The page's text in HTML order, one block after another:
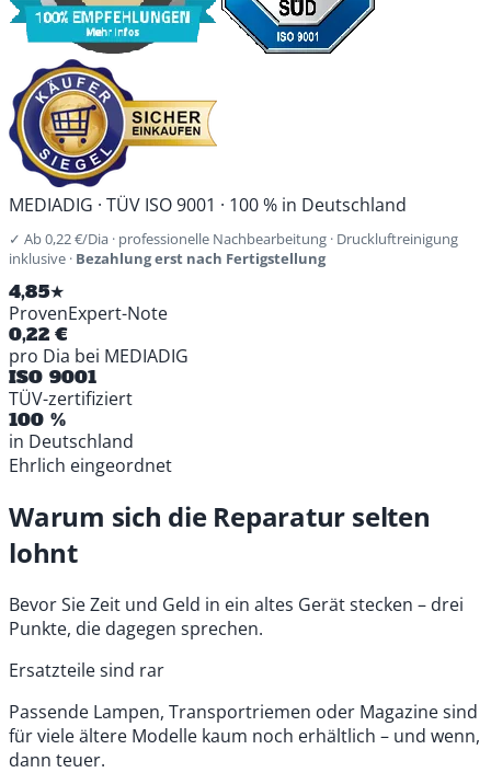
MEDIADIG · TÜV ISO 9001 · 100 % in Deutschland
✓ Ab 0,22 €/Dia · professionelle Nachbearbeitung · Druckluftreinigung
inklusive · Bezahlung erst nach Fertigstellung
4,85★
ProvenExpert-Note
0,22 €
pro Dia bei MEDIADIG
ISO 9001
TÜV-zertifiziert
100 %
in Deutschland
Ehrlich eingeordnet
Warum sich die Reparatur selten
lohnt
Bevor Sie Zeit und Geld in ein altes Gerät stecken – drei
Punkte, die dagegen sprechen.
Ersatzteile sind rar
Passende Lampen, Transportriemen oder Magazine sind
für viele ältere Modelle kaum noch erhältlich – und wenn,
dann teuer.